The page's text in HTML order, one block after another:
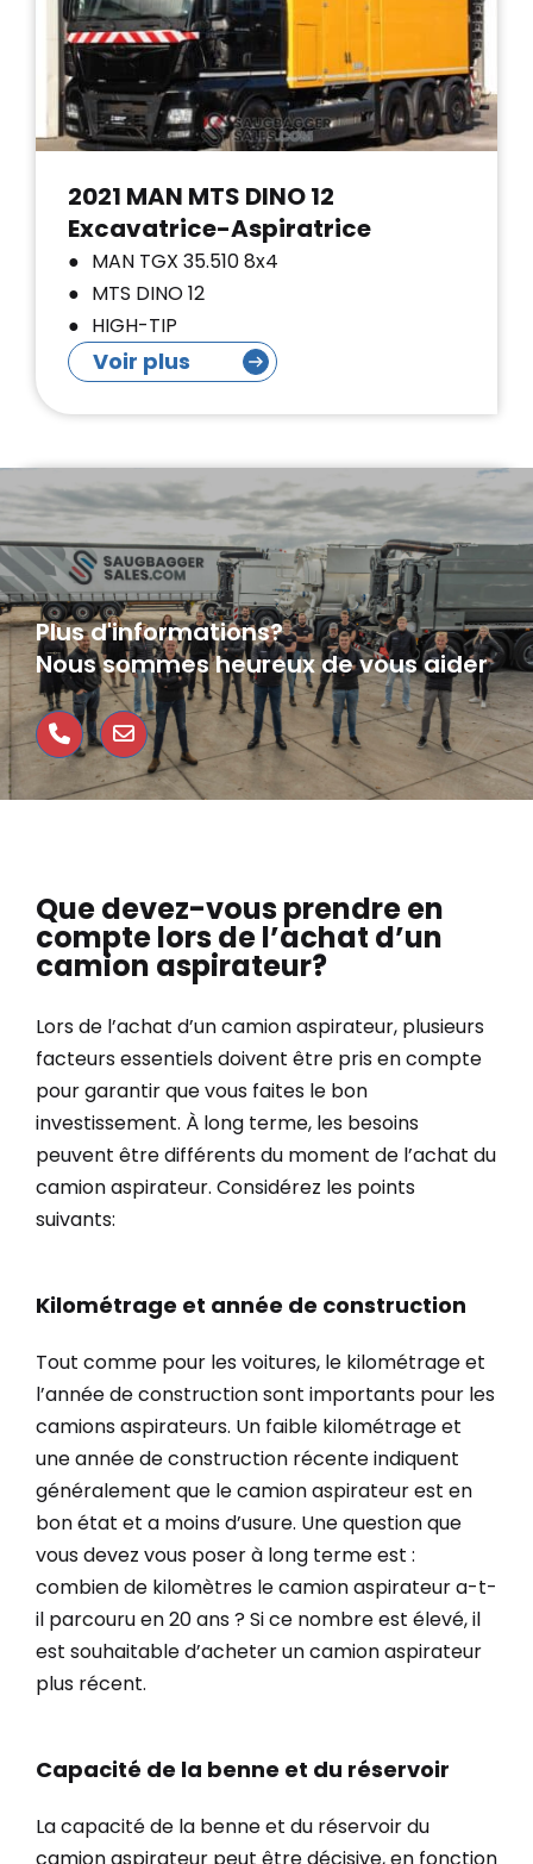
2021 MAN MTS DINO 12
Excavatrice-Aspiratrice
MAN TGX 35.510 8x4
MTS DINO 12
HIGH-TIP
Voir plus
Plus d'informations?
Nous sommes heureux de vous aider
Que devez-vous prendre en
compte lors de l’achat d’un
camion aspirateur?
Lors de l’achat d’un camion aspirateur, plusieurs
facteurs essentiels doivent être pris en compte
pour garantir que vous faites le bon
investissement. À long terme, les besoins
peuvent être différents du moment de l’achat du
camion aspirateur. Considérez les points
suivants:
Kilométrage et année de construction
Tout comme pour les voitures, le kilométrage et
l’année de construction sont importants pour les
camions aspirateurs. Un faible kilométrage et
une année de construction récente indiquent
généralement que le camion aspirateur est en
bon état et a moins d’usure. Une question que
vous devez vous poser à long terme est :
combien de kilomètres le camion aspirateur a-t-
il parcouru en 20 ans ? Si ce nombre est élevé, il
est souhaitable d’acheter un camion aspirateur
plus récent.
Capacité de la benne et du réservoir
La capacité de la benne et du réservoir du